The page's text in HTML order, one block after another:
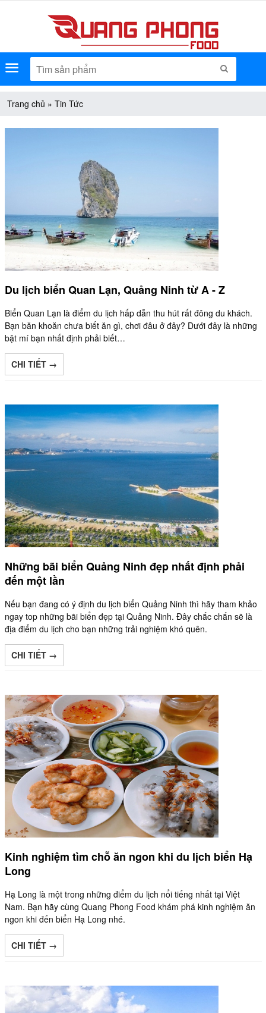
Menu
Trang chủ » Tin Tức
Du lịch biển Quan Lạn, Quảng Ninh từ A - Z
Biển Quan Lạn là điểm du lịch hấp dẫn thu hút rất đông du khách.
Bạn băn khoăn chưa biết ăn gì, chơi đâu ở đây? Dưới đây là những
bật mí bạn nhất định phải biết…
CHI TIẾT →
Những bãi biển Quảng Ninh đẹp nhất định phải
đến một lần
Nếu bạn đang có ý định du lịch biển Quảng Ninh thì hãy tham khảo
ngay top những bãi biển đẹp tại Quảng Ninh. Đây chắc chắn sẽ là
địa điểm du lịch cho bạn những trải nghiệm khó quên.
CHI TIẾT →
Kinh nghiệm tìm chỗ ăn ngon khi du lịch biển Hạ
Long
Hạ Long là một trong những điểm du lịch nổi tiếng nhất tại Việt
Nam. Bạn hãy cùng Quang Phong Food khám phá kinh nghiệm ăn
ngon khi đến biển Hạ Long nhé.
CHI TIẾT →